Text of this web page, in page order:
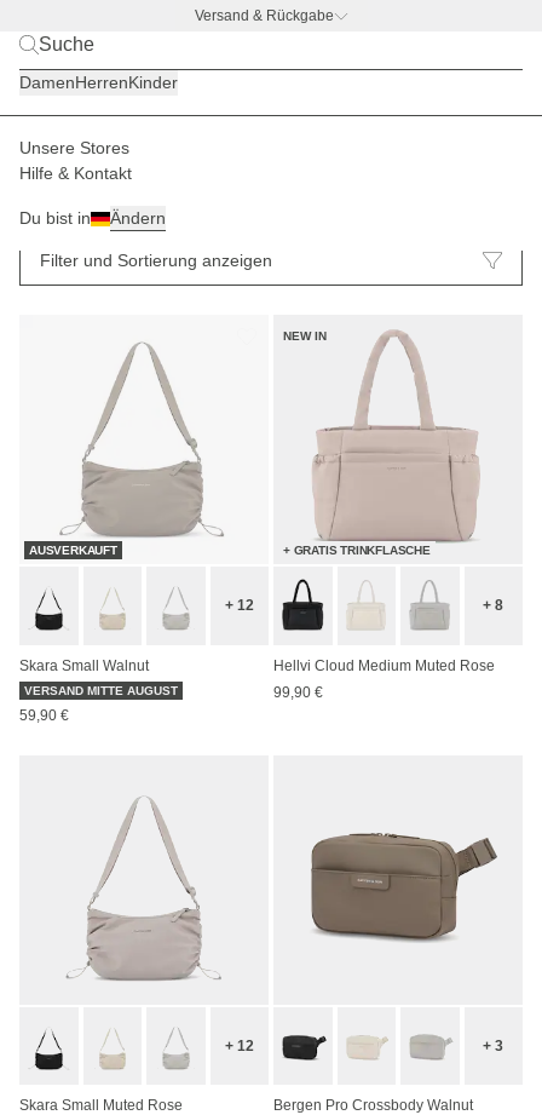
Versand & Rückgabe
DamenHerrenKinder
Unsere Stores
Hilfe & Kontakt
Du bist in Ändern
Taschen
Filter und Sortierung anzeigen
AUSVERKAUFT
+ 12
Skara Small Walnut
VERSAND MITTE AUGUST
59,90 €
NEW IN
+ GRATIS TRINKFLASCHE
+ 8
Hellvi Cloud Medium Muted Rose
99,90 €
+ 12
Skara Small Muted Rose
+ 3
Bergen Pro Crossbody Walnut